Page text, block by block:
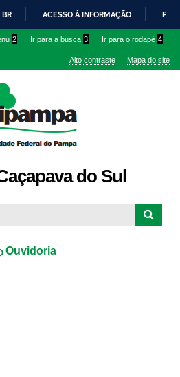
IR
O
ACESSO À INFORMAÇÃO
2 Ir para a busca 3 Ir para o rodapé 4
Alto contraste Mapa do site
do Sul
Ouvidoria